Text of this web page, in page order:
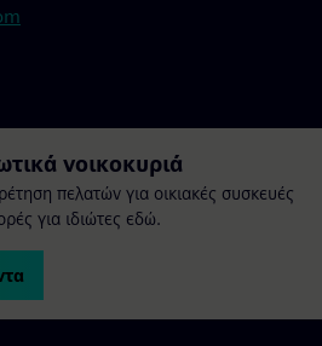
νοικοκυριά
πελατών για οικιακές συσκευές
για ιδιώτες εδώ.